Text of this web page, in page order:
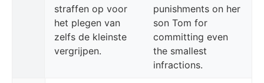
straffen op voor
het plegen van
zelfs de kleinste
vergrijpen.
punishments on her
son Tom for
committing even
the smallest
infractions.